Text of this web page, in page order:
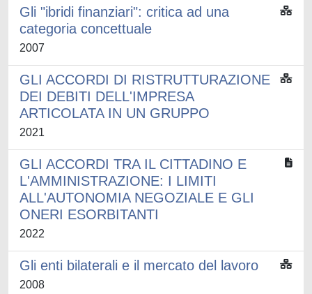
Gli "ibridi finanziari": critica ad una
categoria concettuale
2007
GLI ACCORDI DI RISTRUTTURAZIONE
DEI DEBITI DELL'IMPRESA
ARTICOLATA IN UN GRUPPO
2021
GLI ACCORDI TRA IL CITTADINO E
L'AMMINISTRAZIONE: I LIMITI
ALL'AUTONOMIA NEGOZIALE E GLI
ONERI ESORBITANTI
2022
Gli enti bilaterali e il mercato del lavoro
2008